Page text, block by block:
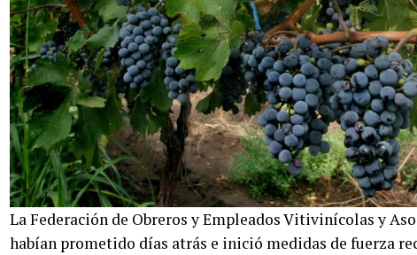
La Federación de Obreros y Empleados Vitivinícolas y
habían prometido días atrás e inició medidas de fuerza